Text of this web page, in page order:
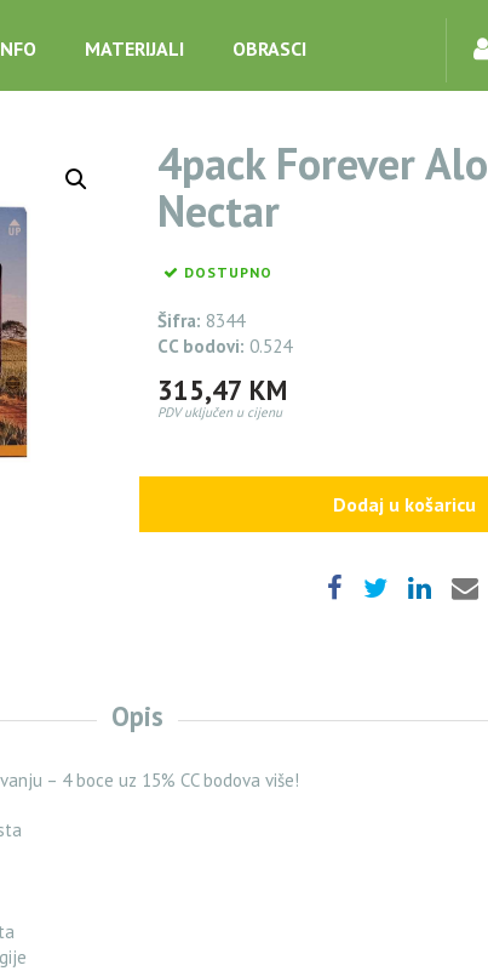
MATERIJALI OBRASCI
4pack Forever
Nectar
DOSTUPNO
Šifra: 8344
CC bodovi: 0.524
315,47 KM
PDV uključen u cijenu
Dodaj u košaricu
Opis
– 4 boce uz 15% CC bodova više!